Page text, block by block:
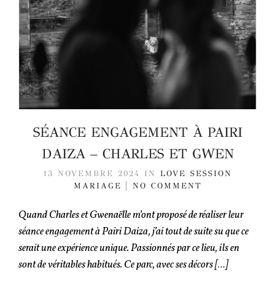
SÉANCE ENGAGEMENT À PAIRI
DAIZA – CHARLES ET GWEN
13 NOVEMBRE 2024 IN LOVE SESSION
MARIAGE
NO COMMENT
Quand Charles et Gwenaëlle m’ont proposé de réaliser leur
séance engagement à Pairi Daiza, j’ai tout de suite su que ce
serait une expérience unique. Passionnés par ce lieu, ils en
sont de véritables habitués. Ce parc, avec ses décors […]